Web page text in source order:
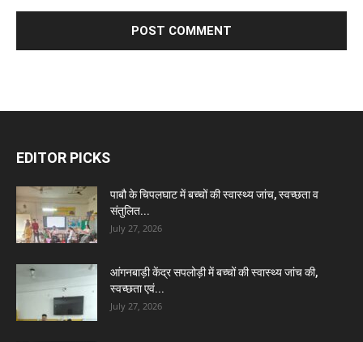
EDITOR PICKS
पाबौ के चिपलघाट में बच्चों की स्वास्थ्य जांच, स्वच्छता व
संतुलित...
July 27, 2026
आंगनबाड़ी केंद्र सपलोड़ी में बच्चों की स्वास्थ्य जांच की,
स्वच्छता एवं...
July 27, 2026